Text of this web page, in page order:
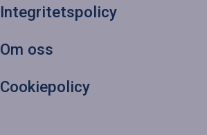
Integritetspolicy
Om oss
Cookiepolicy